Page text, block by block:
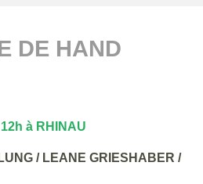
DE HAND
à RHINAU
/ LEANE GRIESHABER /